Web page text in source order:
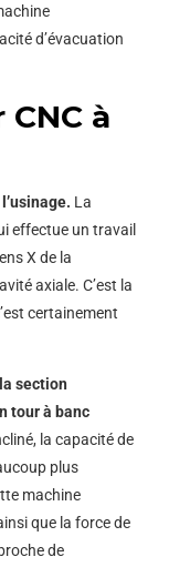
d’évacuation
à
La
effectue un travail
X de la
axiale. C’est la
certainement
section
tour à banc
la capacité de
plus
machine
que la force de
de